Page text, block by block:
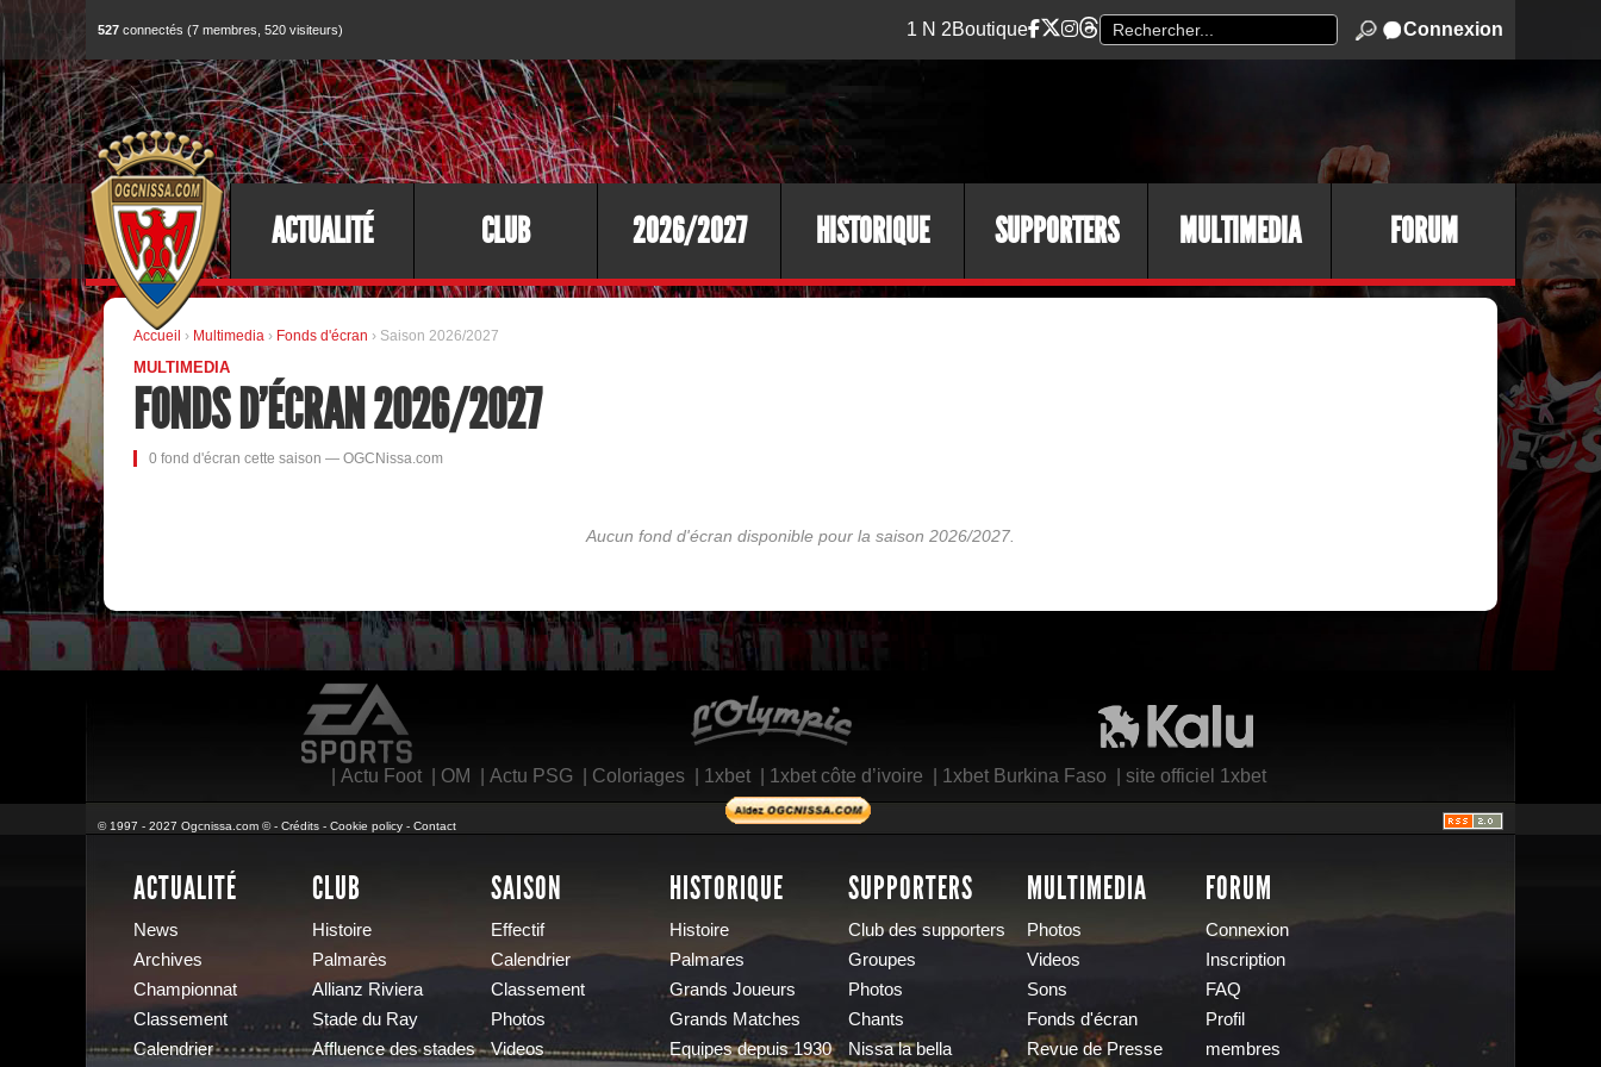
527 connectés (7 membres, 520 visiteurs) 1 N 2Boutique Connexion
ACTUALITÉ CLUB 2026/2027 HISTORIQUE SUPPORTERS MULTIMEDIA FORUM
Accueil › Multimedia › Fonds d'écran › Saison 2026/2027
MULTIMEDIA
FONDS D'ÉCRAN 2026/2027
0 fond d'écran cette saison — OGCNissa.com
Aucun fond d'écran disponible pour la saison 2026/2027.
Actu Foot| OM Actu PSG| Coloriages| 1xbet| 1xbet côte d’ivoire 1xbet Burkina Faso site officiel 1xbet
© 1997 - 2027 Ogcnissa.com © - Crédits - Cookie policy - Contact
ACTUALITÉ
News
Archives
Championnat
Classement
Calendrier
CLUB
Histoire
Palmarès
Allianz Riviera
Stade du Ray
Affluence des stades
SAISON
Effectif
Calendrier
Classement
Photos
Videos
HISTORIQUE
Histoire
Palmares
Grands Joueurs
Grands Matches
Equipes depuis 1930
SUPPORTERS
Club des supporters
Groupes
Photos
Chants
Nissa la bella
MULTIMEDIA
Photos
Videos
Sons
Fonds d'écran
Revue de Presse
FORUM
Connexion
Inscription
FAQ
Profil
membres